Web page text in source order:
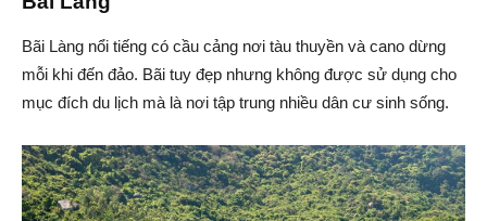
Bãi Làng nổi tiếng có cầu cảng nơi tàu thuyền và cano dừng
mỗi khi đến đảo. Bãi tuy đẹp nhưng không được sử dụng cho
mục đích du lịch mà là nơi tập trung nhiều dân cư sinh sống.